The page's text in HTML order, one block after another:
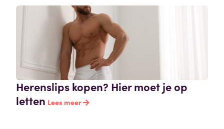
Herenslips kopen? Hier moet je op
letten Lees meer